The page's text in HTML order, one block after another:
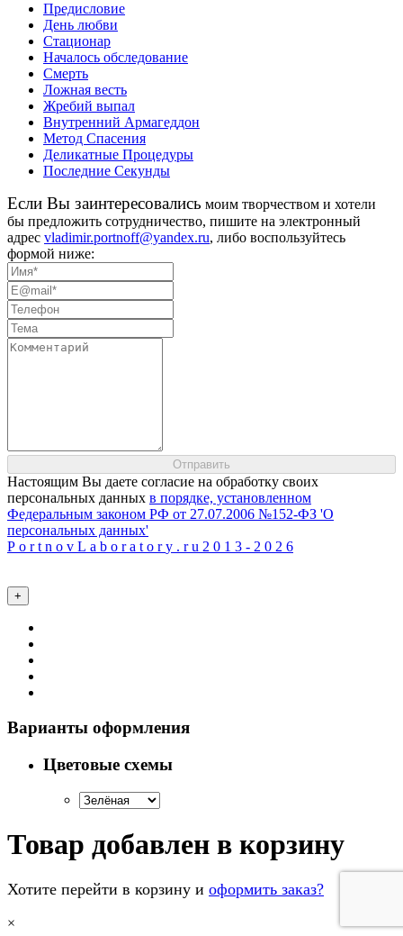
Предисловие
День любви
Стационар
Началось обследование
Смерть
Ложная весть
Жребий выпал
Внутренний Армагеддон
Метод Спасения
Деликатные Процедуры
Последние Секунды
Eсли Вы заинтересовались моим творчеством и хотели
бы предложить сотрудничество, пишите на электронный
адрес vladimir.portnoff@yandex.ru, либо воспользуйтесь
формой ниже:
Настоящим Вы даете согласие на обработку своих
персональных данных в порядке, установленном
Федеральным законом РФ от 27.07.2006 №152-ФЗ 'О
персональных данных'
P o r t n o v L a b o r a t o r y . r u 2 0 1 3 - 2 0 2 6
+
Варианты оформления
Цветовые схемы
Товар добавлен в корзину
Хотите перейти в корзину и оформить заказ?
×